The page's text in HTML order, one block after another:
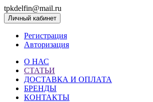
tpkdelfin@mail.ru
Личный кабинет
Регистрация
Авторизация
О НАС
СТАТЬИ
ДОСТАВКА И ОПЛАТА
БРЕНДЫ
КОНТАКТЫ